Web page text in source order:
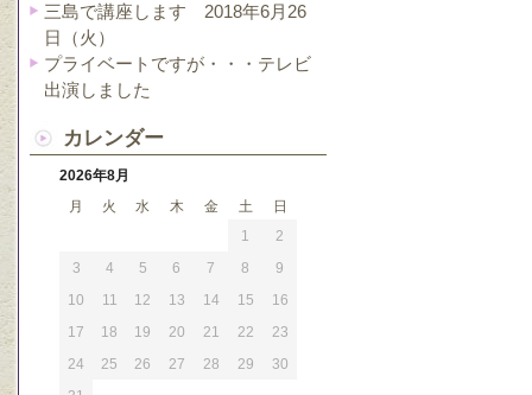
三島で講座します 2018年6月26
日（火）
プライベートですが・・・テレビ
出演しました
カレンダー
2026年8月
月
火 水 木 金 土
日
1
2
3
4 5 6 7 8
9
10
11 12 13 14 15
16
17
18 19 20 21 22
23
24
25 26 27 28 29
30